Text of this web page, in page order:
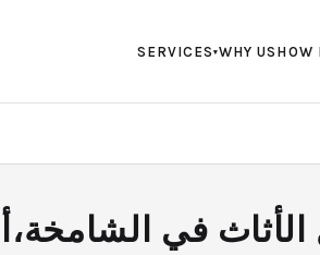
SERVICES▾WHY US HOW
الأثاث في